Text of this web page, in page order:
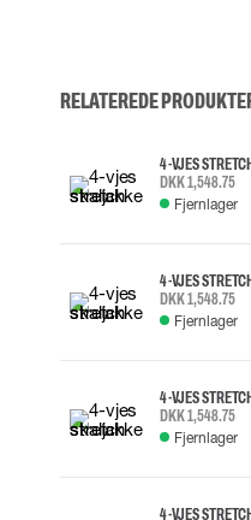
RELATEREDE
4-VJES
DKK 1,548.75
Fjernlager
4-VJES
DKK 1,548.75
Fjernlager
4-VJES
DKK 1,548.75
Fjernlager
4-VJES